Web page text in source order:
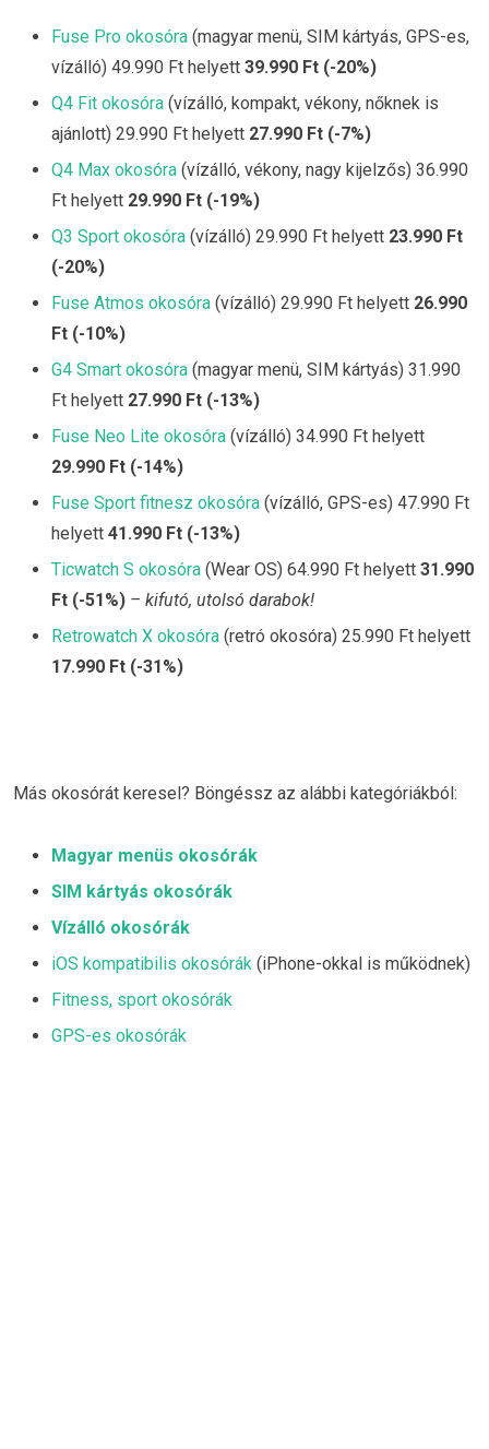
Fuse Pro okosóra (magyar menü, SIM kártyás, GPS-es,
vízálló) 49.990 Ft helyett 39.990 Ft (-20%)
Q4 Fit okosóra (vízálló, kompakt, vékony, nőknek is
ajánlott) 29.990 Ft helyett 27.990 Ft (-7%)
Q4 Max okosóra (vízálló, vékony, nagy kijelzős) 36.990
Ft helyett 29.990 Ft (-19%)
Q3 Sport okosóra (vízálló) 29.990 Ft helyett 23.990 Ft
(-20%)
Fuse Atmos okosóra (vízálló) 29.990 Ft helyett 26.990
Ft (-10%)
G4 Smart okosóra (magyar menü, SIM kártyás) 31.990
Ft helyett 27.990 Ft (-13%)
Fuse Neo Lite okosóra (vízálló) 34.990 Ft helyett
29.990 Ft (-14%)
Fuse Sport fitnesz okosóra (vízálló, GPS-es) 47.990 Ft
helyett 41.990 Ft (-13%)
Ticwatch S okosóra (Wear OS) 64.990 Ft helyett 31.990
Ft (-51%) – kifutó, utolsó darabok!
Retrowatch X okosóra (retró okosóra) 25.990 Ft helyett
17.990 Ft (-31%)
Más okosórát keresel? Böngéssz az alábbi kategóriákból:
Magyar menüs okosórák
SIM kártyás okosórák
Vízálló okosórák
iOS kompatibilis okosórák (iPhone-okkal is működnek)
Fitness, sport okosórák
GPS-es okosórák